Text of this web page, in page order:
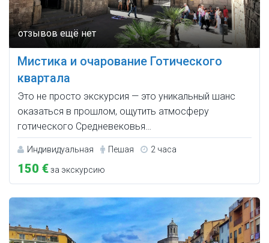
Мистика и очарование Готического
квартала
Это не просто экскурсия — это уникальный шанс
оказаться в прошлом, ощутить атмосферу
готического Средневековья…
Индивидуальная Пешая 2 часа
150 €за экскурсию